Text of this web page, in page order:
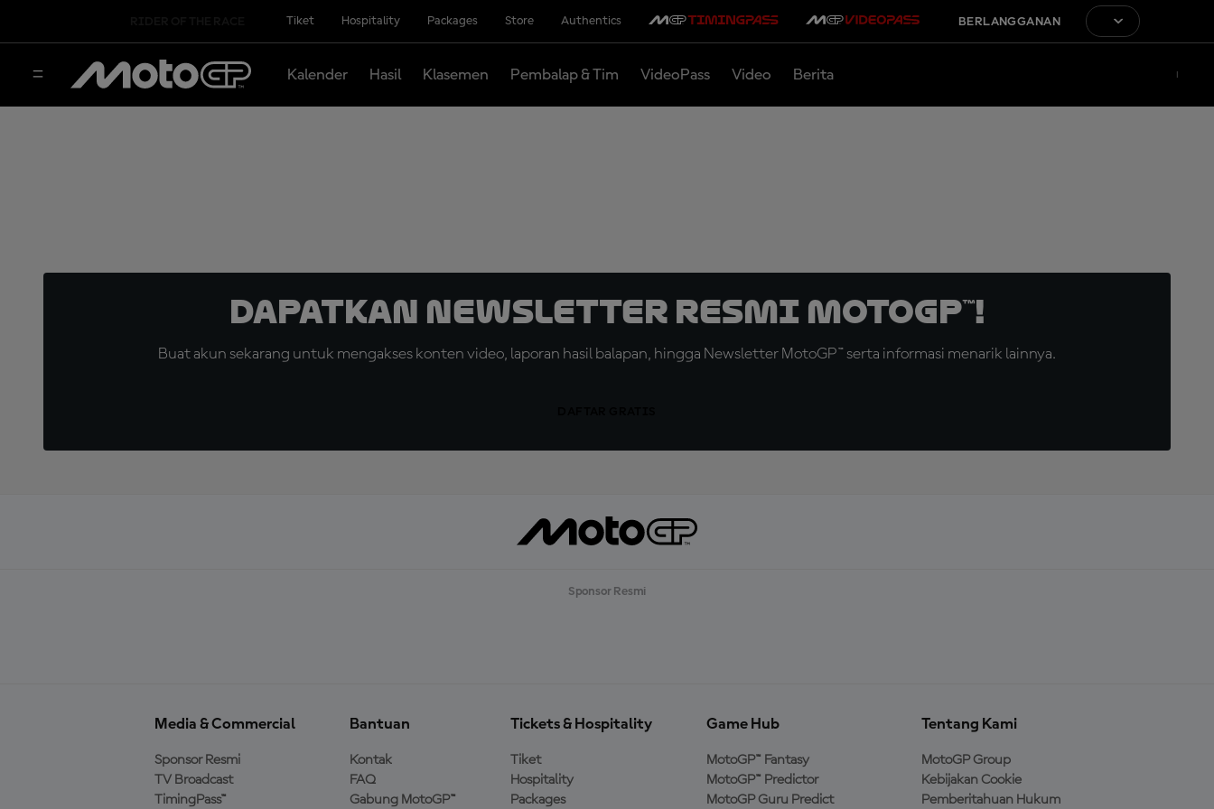
Tiket Hospitality Packages Store Authentics BERLANGGANAN
Kalender Hasil Klasemen Pembalap & Tim VideoPass Video Berita
Dapatkan Newsletter Resmi MotoGP™!
Buat akun sekarang untuk mengakses konten video, laporan hasil balapan, hingga Newsletter MotoGP™ serta informasi menarik lainnya.
Sponsor Resmi
Media & Commercial
Sponsor Resmi
TV Broadcast
TimingPass™
Bantuan
Kontak
FAQ
Gabung MotoGP™
Tickets & Hospitality
Tiket
Hospitality
Packages
Game Hub
MotoGP™ Fantasy
MotoGP™ Predictor
MotoGP Guru Predict
Tentang Kami
MotoGP Group
Kebijakan Cookie
Pemberitahuan Hukum